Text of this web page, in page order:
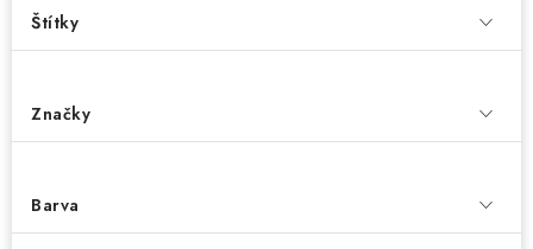
Štítky
Značky
Barva